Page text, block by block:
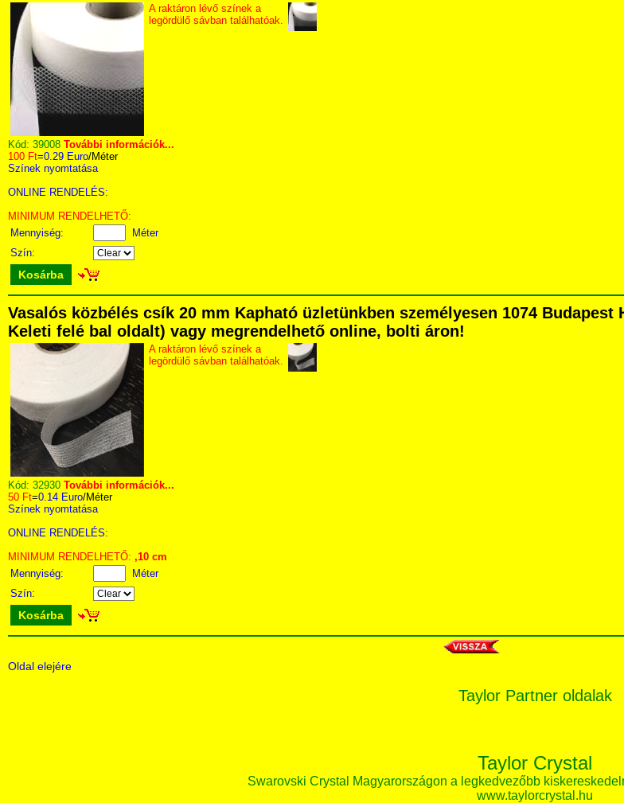
A raktáron lévő színek a
legördülő sávban találhatóak.
Kód: 39008 További információk...
100 Ft=0.29 Euro/Méter
Színek nyomtatása
ONLINE RENDELÉS:
MINIMUM RENDELHETŐ:
Mennyiség:
Méter
Szín:
Kosárba
Vasalós közbélés csík 20 mm Kapható üzletünkben személyesen 1074
Keleti felé bal oldalt) vagy megrendelhető online, bolti áron!
A raktáron lévő színek a
legördülő sávban találhatóak.
Kód: 32930 További információk...
50 Ft=0.14 Euro/Méter
Színek nyomtatása
ONLINE RENDELÉS:
MINIMUM RENDELHETŐ: ,10 cm
Mennyiség:
Méter
Szín:
Kosárba
Oldal elejére
Taylor Partner oldalak
Taylor Crystal
Swarovski Crystal Magyarországon a legkedvezőbb
www.taylorcrystal.hu